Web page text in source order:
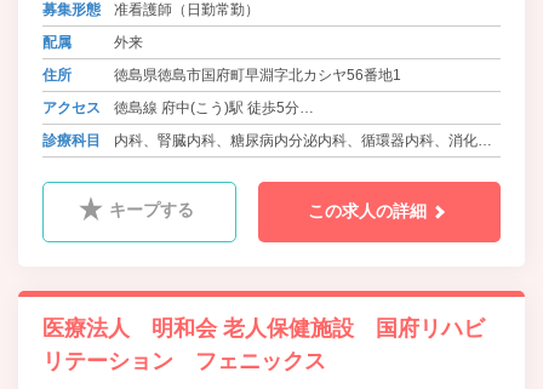
募集形態
准看護師（日勤常勤）
配属
外来
住所
徳島県徳島市国府町早淵字北カシヤ56番地1
アクセス
徳島線 府中(こう)駅 徒歩5分
バス 徳島バス 鴨島線・神山線 早淵 徒歩3分
診療科目
内科、腎臓内科、糖尿病内分泌内科、循環器内科、消化器
外科、整形外科、泌尿器科、耳鼻咽喉科、脳神経外科、心
キープする この求人の詳細
医療法人 明和会 老人保健施設 国府リハビ
リテーション フェニックス